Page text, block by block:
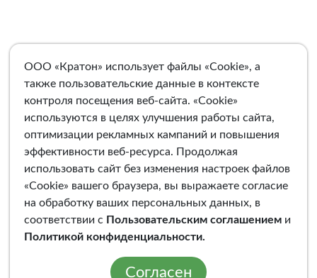
ООО «Кратон» использует файлы «Cookie», а
также пользовательские данные в контексте
контроля посещения веб-сайта. «Cookie»
используются в целях улучшения работы сайта,
оптимизации рекламных кампаний и повышения
эффективности веб-ресурса. Продолжая
использовать сайт без изменения настроек файлов
«Cookie» вашего браузера, вы выражаете согласие
на обработку ваших персональных данных, в
соответствии с Пользовательским соглашением и
Политикой конфиденциальности.
Согласен